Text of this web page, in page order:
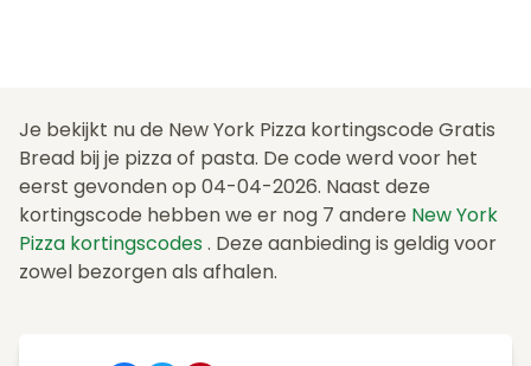
Je bekijkt nu de New York Pizza kortingscode Gratis
Bread bij je pizza of pasta. De code werd voor het
eerst gevonden op 04-04-2026. Naast deze
kortingscode hebben we er nog 7 andere New York
Pizza kortingscodes . Deze aanbieding is geldig voor
zowel bezorgen als afhalen.